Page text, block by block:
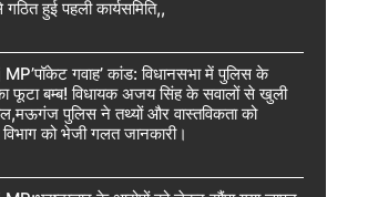
गठित हुई पहली कार्यसमिति,,
गवाह’ कांड: विधानसभा में पुलिस के
फूटा बम्ब! विधायक अजय सिंह के सवालों से खुली
पुलिस ने तथ्यों और वास्तविकता को
को भेजी गलत जानकारी।